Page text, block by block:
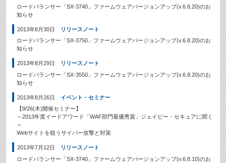
ロードバランサー「SX-3740」ファームウェアバージョンアップ(v.6.8.20)のお
知らせ
2013年8月30日
リリースノート
ロードバランサー「SX-3750」ファームウェアバージョンアップ(v.6.8.20)のお
知らせ
2013年8月29日
リリースノート
ロードバランサー「SX-3550」ファームウェアバージョンアップ(v.6.8.20)のお
知らせ
2013年8月26日
イベント・セミナー
【9/26(木)開催セミナー】
～2013年度イードアワード「WAF部門最優秀賞」ジェイピー・セキュアに聞く
～
Webサイトを狙うサイバー攻撃と対策
2013年7月12日
リリースノート
ロードバランサー「SX-3740」ファームウェアバージョンアップ(v.6.8.10)のお